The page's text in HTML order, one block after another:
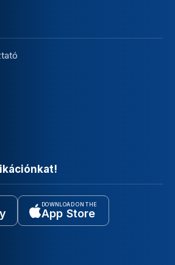
DOWNLOAD ON THE
App Store